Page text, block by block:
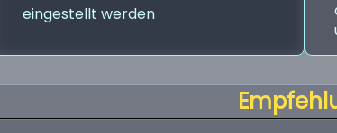
eingestellt werden